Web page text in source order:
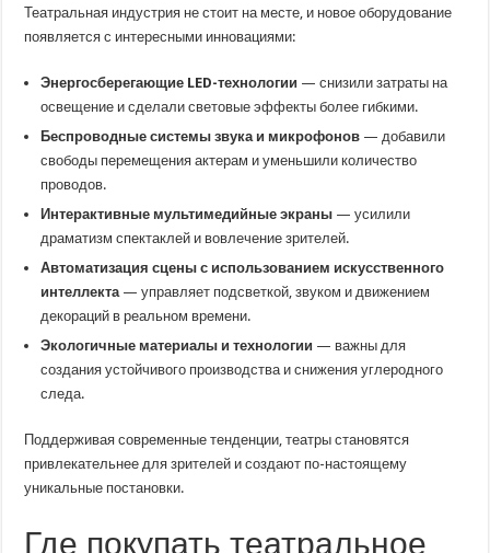
Театральная индустрия не стоит на месте, и новое оборудование
появляется с интересными инновациями:
Энергосберегающие LED-технологии — снизили затраты на
освещение и сделали световые эффекты более гибкими.
Беспроводные системы звука и микрофонов — добавили
свободы перемещения актерам и уменьшили количество
проводов.
Интерактивные мультимедийные экраны — усилили
драматизм спектаклей и вовлечение зрителей.
Автоматизация сцены с использованием искусственного
интеллекта — управляет подсветкой, звуком и движением
декораций в реальном времени.
Экологичные материалы и технологии — важны для
создания устойчивого производства и снижения углеродного
следа.
Поддерживая современные тенденции, театры становятся
привлекательнее для зрителей и создают по-настоящему
уникальные постановки.
Где покупать театральное